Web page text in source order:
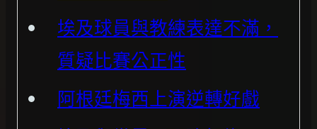
埃及球員與教練表達不滿，
質疑比賽公正性
阿根廷梅西上演逆轉好戲